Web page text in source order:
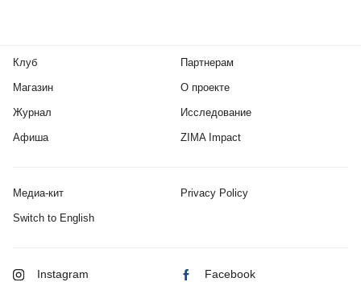
Клуб
Магазин
Журнал
Афиша
Партнерам
О проекте
Исследование
ZIMA Impact
Медиа-кит Privacy Policy
Switch to English
Instagram Facebook